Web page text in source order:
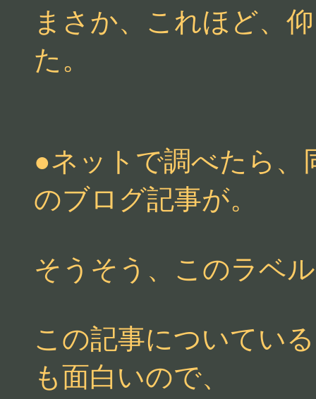
まさか、これほど、
た。
●ネットで調べたら、
のブログ記事が。
そうそう、このラベ
この記事についてい
も面白いので、